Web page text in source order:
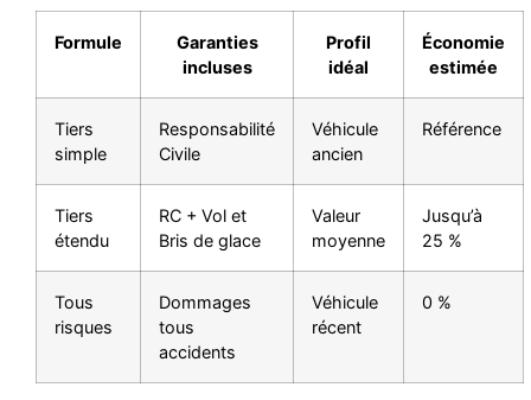
Formule
Garanties
incluses
Profil
idéal
Économie
estimée
Tiers
simple
Responsabilité
Civile
Véhicule
ancien
Référence
Tiers
étendu
RC + Vol et
Bris de glace
Valeur
moyenne
Jusqu’à
25 %
Tous
risques
Dommages
tous
accidents
Véhicule
récent
0 %